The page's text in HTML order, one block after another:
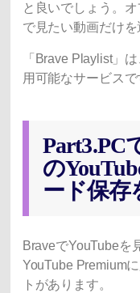
と良いでしょう。
で見たい動画だけを
「Brave Playlist」
用可能なサービスで
Part3.PC
の
ード保存
BraveでYouTubeを
YouTube Premium
トがあります。